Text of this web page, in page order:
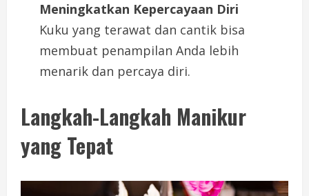
Meningkatkan Kepercayaan Diri
Kuku yang terawat dan cantik bisa
membuat penampilan Anda lebih
menarik dan percaya diri.
Langkah-Langkah Manikur
yang Tepat